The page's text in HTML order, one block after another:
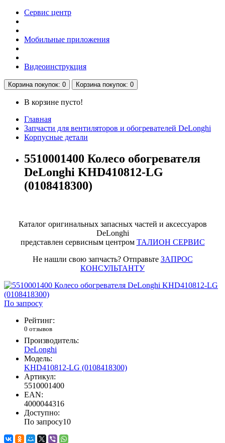
Сервис центр
Мобильные приложения
Видеоинструкция
Корзинапокупок: 0 Корзинапокупок: 0
В корзине пусто!
Главная
Запчасти для вентиляторов и обогревателей DeLonghi
Корпусные детали
5510001400 Колесо обогревателя
DeLonghi KHD410812-LG
(0108418300)
Каталог оригинальных запасных частей и аксессуаров
DeLonghi
представлен сервисным центром ТАЛИОН СЕРВИС
Не нашли свою запчасть? Отправьте ЗАПРОС
КОНСУЛЬТАНТУ
По запросу
Рейтинг:
0 отзывов
Производитель:
DeLonghi
Модель:
KHD410812-LG (0108418300)
Артикул:
5510001400
EAN:
4000044316
Доступно:
По запросу10